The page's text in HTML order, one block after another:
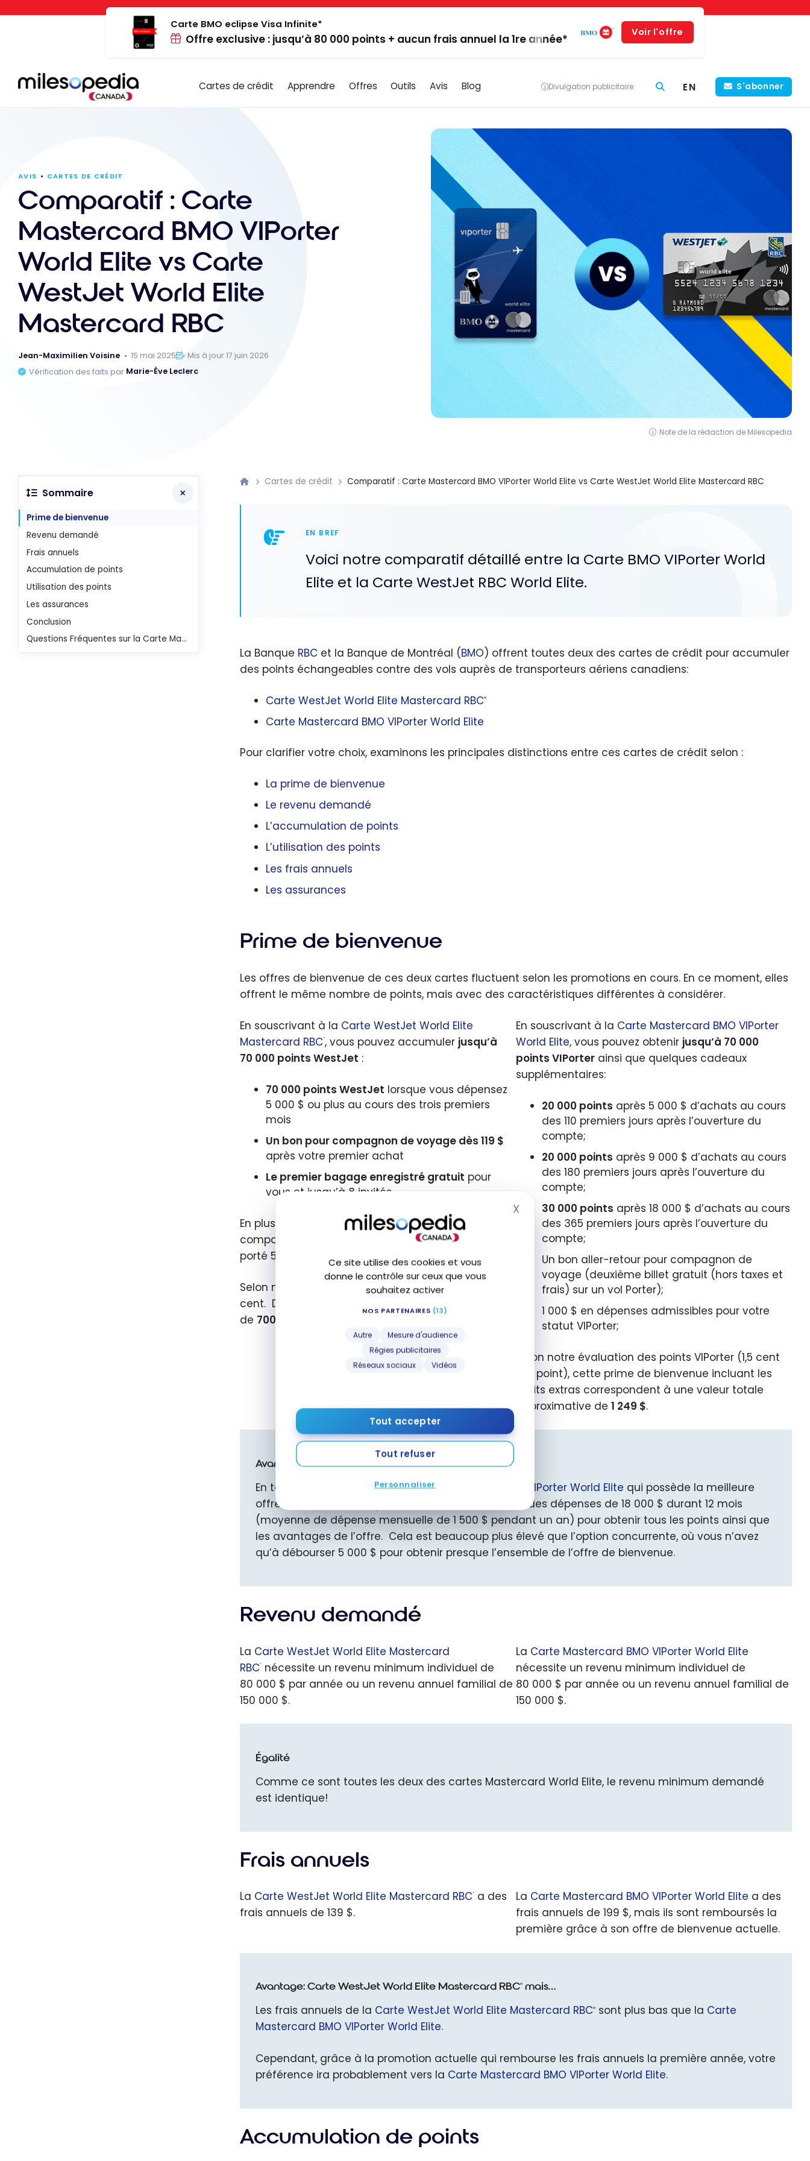
Panneau de gestion des cookies
Ce site utilise des cookies et vous
donne le contrôle sur ceux que vous
souhaitez activer
NOS PARTENAIRES (13)
Autre
Mesure d'audience
Régies publicitaires
Réseaux sociaux
Vidéos
Tout accepter
Tout refuser
Personnaliser
XMasquer le bandeau des cookies
Carte BMO eclipse Visa Infinite*
Offre exclusive : jusqu’à 80 000 points + aucun frais annuel la 1re année*
Voir l'offre
Cartes de crédit Apprendre Offres Outils Avis Blog Divulgation publicitaire EN S'abonner
AVIS CARTES DE CRÉDIT
Comparatif : Carte
Mastercard BMO VIPorter
World Elite vs Carte
WestJet World Elite
Mastercard RBC
Jean-Maximilien Voisine 15 mai 2025
Mis à jour 17 juin 2026
Vérification des faits par Marie-Ève Leclerc
Note de la rédaction de Milesopedia
Cartes de crédit Comparatif : Carte Mastercard BMO VIPorter World Elite vs Carte WestJet World Elite Mastercard RBC
EN BREF
Voici notre comparatif détaillé entre la Carte BMO VIPorter World
Elite et la Carte WestJet RBC World Elite.
La Banque RBC et la Banque de Montréal (BMO) offrent toutes deux des cartes de crédit pour accumuler
des points échangeables contre des vols auprès de transporteurs aériens canadiens:
Carte WestJet World Elite Mastercard RBC®
Carte Mastercard BMO VIPorter World Elite
Pour clarifier votre choix, examinons les principales distinctions entre ces cartes de crédit selon :
La prime de bienvenue
Le revenu demandé
L’accumulation de points
L’utilisation des points
Les frais annuels
Les assurances
Prime de bienvenue
Les offres de bienvenue de ces deux cartes fluctuent selon les promotions en cours. En ce moment, elles
offrent le même nombre de points, mais avec des caractéristiques différentes à considérer.
En souscrivant à la Carte WestJet World Elite
Mastercard RBC®, vous pouvez accumuler jusqu’à
70 000 points WestJet :
70 000 points WestJet lorsque vous dépensez
5 000 $ ou plus au cours des trois premiers
mois
Un bon pour compagnon de voyage dès 119 $
après votre premier achat
Le premier bagage enregistré gratuit pour
vous et jusqu’à 8 invités
En plus, obtenez chaque année un bon pour
compagnon pour un vol aller-retour, après avoir
porté 5 000 $ de dépenses sur la carte.
Selon notre évaluation, un point WestJet vaut 1
cent. Donc, cette offre de bienvenue a une valeur
de 700 $.
En souscrivant à la Carte Mastercard BMO VIPorter
World Elite, vous pouvez obtenir jusqu’à 70 000
points VIPorter ainsi que quelques cadeaux
supplémentaires:
20 000 points après 5 000 $ d’achats au cours
des 110 premiers jours après l’ouverture du
compte;
20 000 points après 9 000 $ d’achats au cours
des 180 premiers jours après l’ouverture du
compte;
30 000 points après 18 000 $ d’achats au cours
des 365 premiers jours après l’ouverture du
compte;
Un bon aller-retour pour compagnon de
voyage (deuxième billet gratuit (hors taxes et
frais) sur un vol Porter);
1 000 $ en dépenses admissibles pour votre
statut VIPorter;
Selon notre évaluation des points VIPorter (1,5 cent
par point), cette prime de bienvenue incluant les
petits extras correspondent à une valeur totale
approximative de 1 249 $.
Avantage: Carte Mastercard BMO VIPorter World Elite
En termes de valeur, c’est laCarte Mastercard BMO VIPorter World Elite qui possède la meilleure
offre de bienvenue! Cependant, il vous faudra faire des dépenses de 18 000 $ durant 12 mois
(moyenne de dépense mensuelle de 1 500 $ pendant un an) pour obtenir tous les points ainsi que
les avantages de l’offre. Cela est beaucoup plus élevé que l’option concurrente, où vous n’avez
qu’à débourser5 000 $ pour obtenir presque l’ensemble de l’offre de bienvenue.
Revenu demandé
La Carte WestJet World Elite Mastercard
RBC®
nécessite un revenu minimum individuel de
80 000 $ par année ou un revenu annuel familial de
150 000 $.
La Carte Mastercard BMO VIPorter World Elite
nécessite un revenu minimum individuel de
80 000 $ par année ou un revenu annuel familial de
150 000 $.
Égalité
Comme ce sont toutes les deux des cartes Mastercard World Elite, le revenu minimum demandé
est identique!
Frais annuels
La Carte WestJet World Elite Mastercard RBC®
a des
frais annuels de 139 $.
La Carte Mastercard BMO VIPorter World Elite a des
frais annuels de 199 $, mais ils sont remboursés la
première grâce à son offre de bienvenue actuelle.
Avantage: Carte WestJet World Elite Mastercard RBC®mais…
Les frais annuels de la Carte WestJet World Elite Mastercard RBC®sont plus bas que la Carte
Mastercard BMO VIPorter World Elite.
Cependant, grâce à la promotion actuelle qui rembourse les frais annuels la première année, votre
préférence ira probablement vers la Carte Mastercard BMO VIPorter World Elite.
Accumulation de points
Sommaire
Prime de bienvenue
Revenu demandé
Frais annuels
Accumulation de points
Utilisation des points
Les assurances
Conclusion
Questions Fréquentes sur la Carte Mastercard BMO VIPorter World Elite et la Carte WestJet World Elite Mastercard RBC